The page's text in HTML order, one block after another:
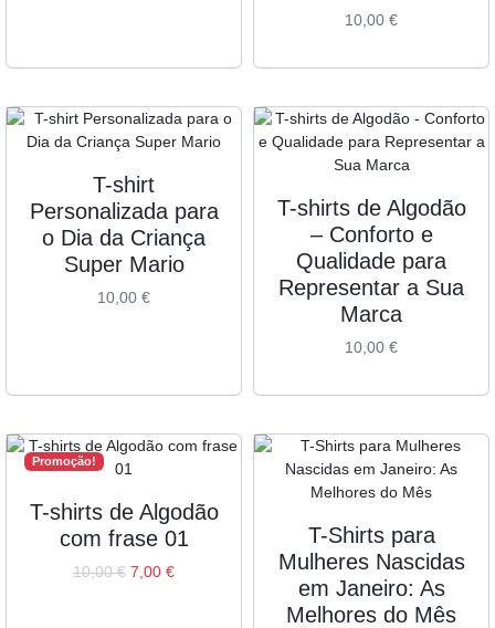
10,00 €
T-shirt
Personalizada para
o Dia da Criança
Super Mario
10,00 €
T-shirts de Algodão
– Conforto e
Qualidade para
Representar a Sua
Marca
10,00 €
Promoção!
T-shirts de Algodão
com frase 01
10,00€ 7,00 €
T-Shirts para
Mulheres Nascidas
em Janeiro: As
Melhores do Mês